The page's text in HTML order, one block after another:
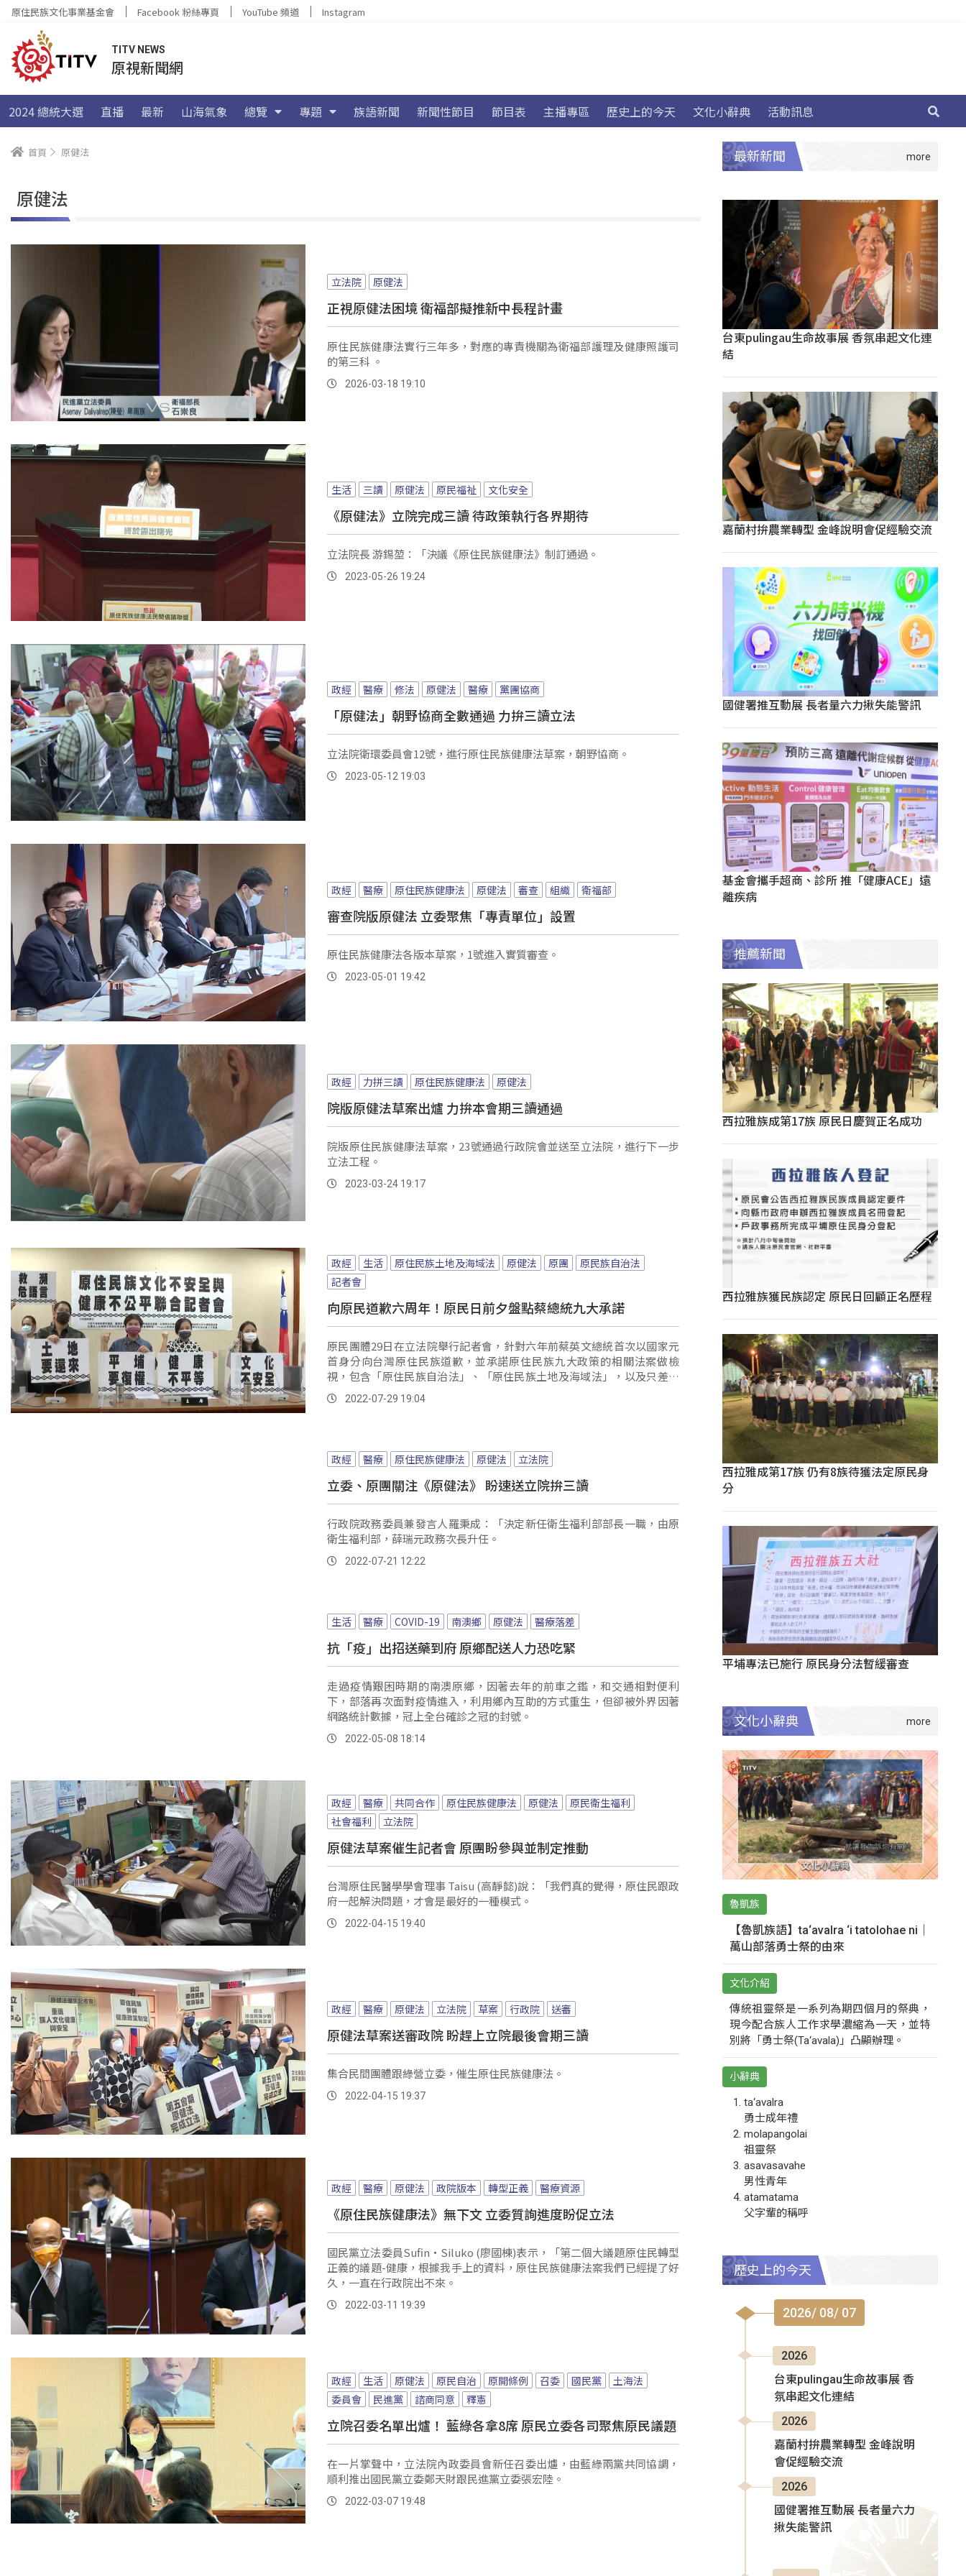
原住民族文化事業基金會 Facebook 粉絲專頁 YouTube 頻道 Instagram
TITV NEWS
原視新聞網
2024 總統大選 直播 最新 山海氣象 總覽 專題 族語新聞 新聞性節目 節目表 主播專區 歷史上的今天 文化小辭典 活動訊息
首頁 原健法
原健法
立法院 原健法
正視原健法困境 衛福部擬推新中長程計畫
原住民族健康法實行三年多，對應的專責機關為衛福部護理及健康照護司
的第三科 。
2026-03-18 19:10
生活 三讀 原健法 原民福祉 文化安全
《原健法》立院完成三讀 待政策執行各界期待
立法院長 游錫堃：「決議《原住民族健康法》制訂通過。
2023-05-26 19:24
政經 醫療 修法 原健法 醫療 黨團協商
「原健法」朝野協商全數通過 力拚三讀立法
立法院衛環委員會12號，進行原住民族健康法草案，朝野協商。
2023-05-12 19:03
政經 醫療 原住民族健康法 原健法 審查 組織 衛福部
審查院版原健法 立委聚焦「專責單位」設置
原住民族健康法各版本草案，1號進入實質審查。
2023-05-01 19:42
政經 力拼三讀 原住民族健康法 原健法
院版原健法草案出爐 力拚本會期三讀通過
院版原住民族健康法草案，23號通過行政院會並送至立法院，進行下一步
立法工程。
2023-03-24 19:17
政經 生活 原住民族土地及海域法 原健法 原團
原民族自治法
記者會
向原民道歉六周年！原民日前夕盤點蔡總統九大承諾
原民團體29日在立法院舉行記者會，針對六年前蔡英文總統首次以國家元
首身分向台灣原住民族道歉，並承諾原住民族九大政策的相關法案做檢
視，包含「原住民族自治法」、「原住民族土地及海域法」，以及只差臨
門一腳的「原住民族健康法」，原民團體呼籲政府儘快訂定。
2022-07-29 19:04
政經 醫療 原住民族健康法 原健法 立法院
立委、原團關注《原健法》 盼速送立院拚三讀
行政院政務委員兼發言人羅秉成：「決定新任衛生福利部部長一職，由原
衛生福利部，薛瑞元政務次長升任。
2022-07-21 12:22
生活 醫療 COVID-19 南澳鄉 原健法 醫療落差
抗「疫」出招送藥到府 原鄉配送人力恐吃緊
走過疫情艱困時期的南澳原鄉，因著去年的前車之鑑，和交通相對便利
下，部落再次面對疫情進入，利用鄉內互助的方式重生，但卻被外界因著
網路統計數據，冠上全台確診之冠的封號。
2022-05-08 18:14
政經 醫療 共同合作 原住民族健康法 原健法
原民衛生福利
社會福利
立法院
原健法草案催生記者會 原團盼參與並制定推動
台灣原住民醫學學會理事 Taisu (高靜懿)說：「我們真的覺得，原住民跟政
府一起解決問題，才會是最好的一種模式。
2022-04-15 19:40
政經 醫療 原健法 立法院 草案 行政院 送審
原健法草案送審政院 盼趕上立院最後會期三讀
集合民間團體跟綠營立委，催生原住民族健康法。
2022-04-15 19:37
政經 醫療 原健法 政院版本 轉型正義 醫療資源
《原住民族健康法》無下文 立委質詢進度盼促立法
國民黨立法委員Sufin‧Siluko (廖國棟)表示，「第二個大議題原住民轉型
正義的議題-健康，根據我手上的資料，原住民族健康法案我們已經提了好
久，一直在行政院出不來。
2022-03-11 19:39
政經 生活 原健法 原民自治 原開條例 召委 國民黨
土海法
委員會
民進黨 諮商同意 釋憲
立院召委名單出爐！ 藍綠各拿8席 原民立委各司聚焦原民議題
在一片掌聲中，立法院內政委員會新任召委出爐，由藍綠兩黨共同協調，
順利推出國民黨立委鄭天財跟民進黨立委張宏陸。
2022-03-07 19:48
最新新聞
台東pulingau生命故事展 香氛串起文化連
結
嘉蘭村拚農業轉型 金峰說明會促經驗交流
國健署推互動展 長者量六力揪失能警訊
基金會攜手超商、診所 推「健康ACE」遠
離疾病
推薦新聞
西拉雅族成第17族 原民日慶賀正名成功
西拉雅族獲民族認定 原民日回顧正名歷程
西拉雅成第17族 仍有8族待獲法定原民身
分
平埔專法已施行 原民身分法暫緩審查
文化小辭典
魯凱族
【魯凱族語】ta‘avalra ‘i tatolohae ni｜
萬山部落勇士祭的由來
文化介紹
傳統祖靈祭是一系列為期四個月的祭典，
現今配合族人工作求學濃縮為一天，並特
別將「勇士祭(Ta‘avala)」凸顯辦理。
小辭典
ta‘avalra
勇士成年禮
molapangolai
祖靈祭
asavasavahe
男性青年
atamatama
父字輩的稱呼
歷史上的今天
2026/ 08/ 07
2026
台東pulingau生命故事展 香
氛串起文化連結
2026
嘉蘭村拚農業轉型 金峰說明
會促經驗交流
2026
國健署推互動展 長者量六力
揪失能警訊